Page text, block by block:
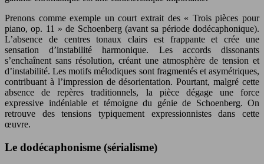
Prenons comme exemple un court extrait des « Trois pièces pour
piano, op. 11 » de Schoenberg (avant sa période dodécaphonique).
L’absence de centres tonaux clairs est frappante et crée une
sensation d’instabilité harmonique. Les accords dissonants
s’enchaînent sans résolution, créant une atmosphère de tension et
d’instabilité. Les motifs mélodiques sont fragmentés et asymétriques,
contribuant à l’impression de désorientation. Pourtant, malgré cette
absence de repères traditionnels, la pièce dégage une force
expressive indéniable et témoigne du génie de Schoenberg. On
retrouve des tensions typiquement expressionnistes dans cette
œuvre.
Le dodécaphonisme (sérialisme)